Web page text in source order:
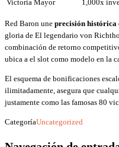
Victoria Mayor 1,000x
Red Baron une precisión histórica
gloria de El legendario von
combinación de retorno
ubica a el slot como modelo en la
El esquema de bonificaciones
ilimitadamente, asegura que
justamente como las famosas 80
CategoríaUncategorized